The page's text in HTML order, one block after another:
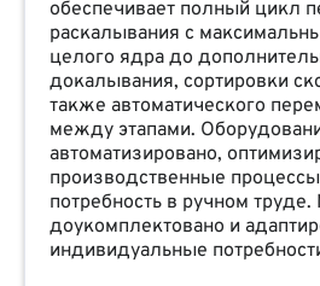
обеспечивает полный цикл
раскалывания с
целого ядра до
докалывания, сортировки
также автоматического
между этапами.
автоматизировано,
производственные
потребность в ручном
доукомплектовано и
индивидуальные